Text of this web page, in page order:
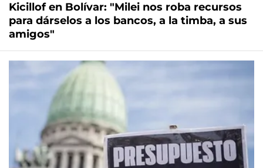
Kicillof en Bolívar: "Milei nos roba recursos
para dárselos a los bancos, a la timba, a sus
amigos"